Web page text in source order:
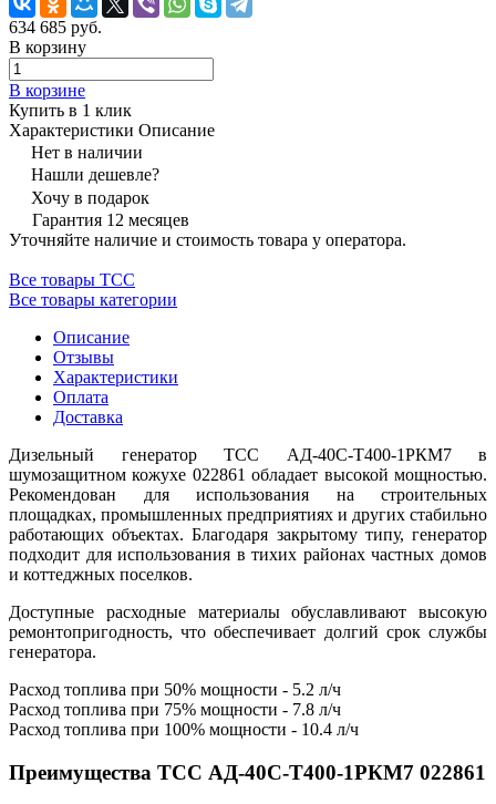
634 685 руб.
В корзину
В корзине
Купить в 1 клик
Характеристики Описание
Нет в наличии
Нашли дешевле?
Хочу в подарок
Гарантия 12 месяцев
Уточняйте наличие и стоимость товара у оператора.
Все товары ТСС
Все товары категории
Описание
Отзывы
Характеристики
Оплата
Доставка
Дизельный генератор ТСС АД-40С-Т400-1РКМ7 в
шумозащитном кожухе 022861 обладает высокой мощностью.
Рекомендован для использования на строительных
площадках, промышленных предприятиях и других стабильно
работающих объектах. Благодаря закрытому типу, генератор
подходит для использования в тихих районах частных домов
и коттеджных поселков.
Доступные расходные материалы обуславливают высокую
ремонтопригодность, что обеспечивает долгий срок службы
генератора.
Расход топлива при 50% мощности - 5.2 л/ч
Расход топлива при 75% мощности - 7.8 л/ч
Расход топлива при 100% мощности - 10.4 л/ч
Преимущества ТСС АД-40С-Т400-1РКМ7 022861